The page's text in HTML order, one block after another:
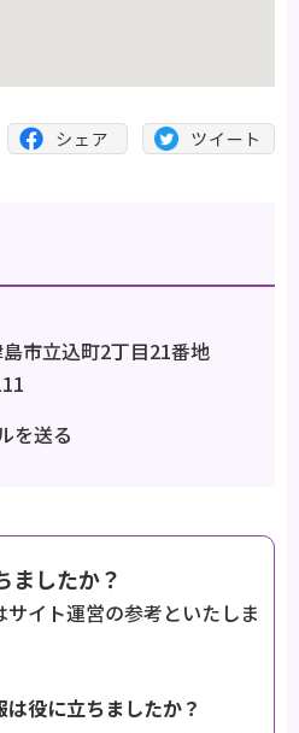
市立込町2丁目21番地
を送る
ましたか？
イト運営の参考といたしま
役に立ちましたか？